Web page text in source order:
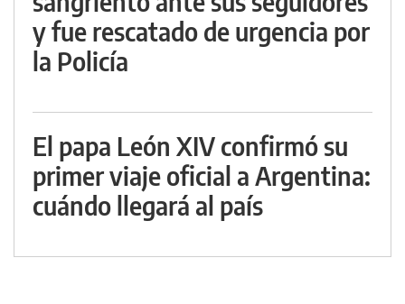
y fue rescatado de urgencia por
la Policía
El papa León XIV confirmó su
primer viaje oficial a Argentina:
cuándo llegará al país